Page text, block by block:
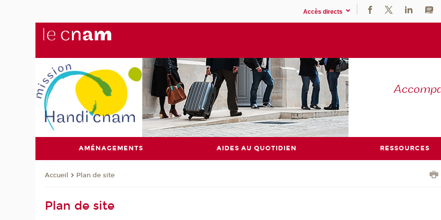
Accès directs
AMÉNAGEMENTS AIDES AU QUOTIDIEN RESSOURCES
Accueil Plan de site
Plan de site